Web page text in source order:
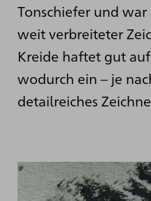
Tonschiefer und war
weit verbreiteter
Kreide haftet gut
wodurch ein – je
detailreiches